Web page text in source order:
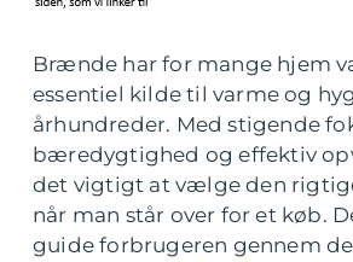
Brænde har for mange hjem
essentiel kilde til varme og
århundreder. Med stigende
bæredygtighed og effektiv
det vigtigt at vælge den
når man står over for et køb.
guide forbrugeren gennem